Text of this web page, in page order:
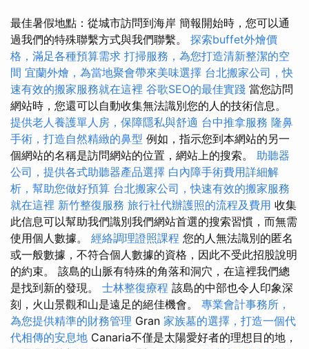
最佳暑假地點：從城市訪問到海岸 簡報開始時，您可以通
過我們的特殊聯繫方式與我們聯繫。 探索buffet外燴價
格，滿足各種預算需求 打掃服務，為您打造清新整潔的空
間 宜蘭外燴，為當地聚會帶來美味選擇 台北搬家公司，快
速有效的搬家服務就在這裡 谷歌SEO的最佳實踐 當您訪問
網站時，您還可以自動收集無法識別您的人的技術信息。
提供老人養護單人房，保障隱私與舒適 台中推拿服務 隆鼻
手術，打造自然精緻的鼻型 例如，指示您到本網站的另一
個網站的名稱是訪問網站的位置，網站上的搜索。 助聽器
公司，提供各式助聽器產品選擇 白內障手術費用詳細解
析，幫助您做好預算 台北搬家公司，快速有效的搬家服務
就在這裡 新竹整復服務 旅行社代辦護照的流程及費用 收集
此信息可以幫助我們識別我們網站首選的搜索習慣，而無需
使用個人數據。 經絡調理證照課程 您的人無法識別的匿名
或一般數據，不符合個人數據的資格，因此不受此招股說明
的約束。 該島的山脈有特殊的角落和洞穴，在這裡我們總
是找到新的發現。 士林整復療程 該島的中部也令人印象深
刻，火山景觀和山是遠足的絕佳機會。 專業會計事務所，
為您提供精準的財務管理 Gran 家族墓的選擇，打造一個代
代相傳的安息地 Canaria不僅是太陽愛好者的理想目的地，